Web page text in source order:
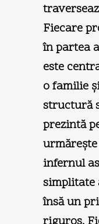
Fiecare
în partea
este
o familie
structură
prezintă
infernul
simplitate
însă un